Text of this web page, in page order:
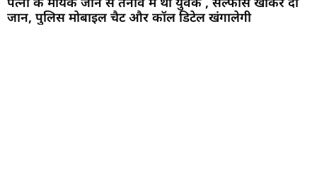
जान, पुलिस मोबाइल चैट और कॉल डिटेल खंगालेगी